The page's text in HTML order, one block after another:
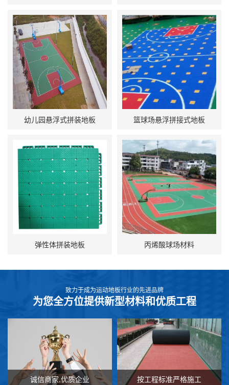
幼儿园悬浮式拼装地板 篮球场悬浮拼接式地板
弹性体拼装地板 丙烯酸球场材料
致力于成为运动地板行业的先进品牌
为您全方位提供新型材料和优质工程
诚信商家,优质企业 按工程标准严格施工